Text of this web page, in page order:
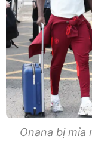
Onana bị mỉa